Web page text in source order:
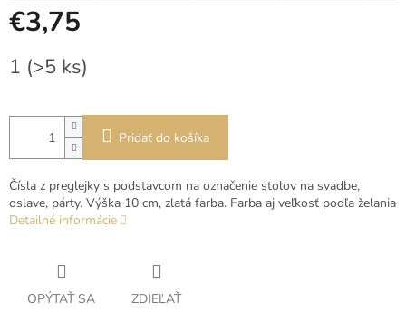
€3,75
cena:
1 (>5 ks)
Pridať do košíka
Čísla z preglejky s podstavcom na označenie stolov na svadbe,
oslave, párty. Výška 10 cm, zlatá farba. Farba aj veľkosť podľa želania
Detailné informácie
OPÝTAŤ SA ZDIEĽAŤ